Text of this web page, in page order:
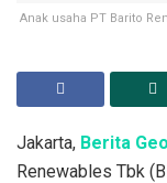
Anak usaha PT Barito
Jakarta, Berita
Renewables Tbk